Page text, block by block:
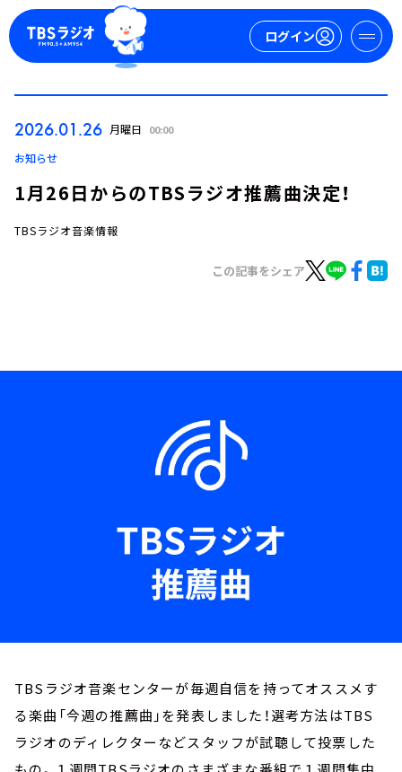
ログイン
トピックス
イベント・グッズ
2026.01.26 月曜日 00:00
お知らせ
1月26日からのTBSラジオ推薦曲決定！
TBSラジオ音楽情報
この記事をシェア
TBSラジオ音楽センターが毎週自信を持ってオススメす
る楽曲「今週の推薦曲」を発表しました！選考方法はTBS
ラジオのディレクターなどスタッフが試聴して投票した